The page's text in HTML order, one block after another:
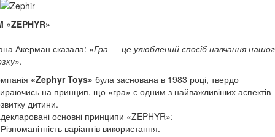
«ZEPHYR»
Акерман сказала: «Гра — це улюблений спосіб навчання
».
«Zephyr Toys» була заснована в 1983 році, твердо
на принцип, що «гра» є одним з найважливіших аспектів
дитини.
основні принципи «ZEPHYR»:
варіантів використання.